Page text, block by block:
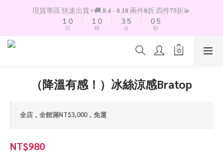
現貨專區 快速出貨⚡️🚚 𝟖.𝟒 - 𝟖.𝟏𝟖 兩件𝟖折 四件𝟕𝟓折💫
2
1
0
1
0
日
:
2
1
0
1
0
時
:
4
3
2
6
5
4
分
:
1
0
6
5
4
2
秒
（降溫有感！）冰絲涼感Bratop
全店，全館滿NT$3,000，免運
NT$980